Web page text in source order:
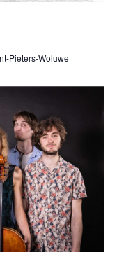
Pieters-Woluwe